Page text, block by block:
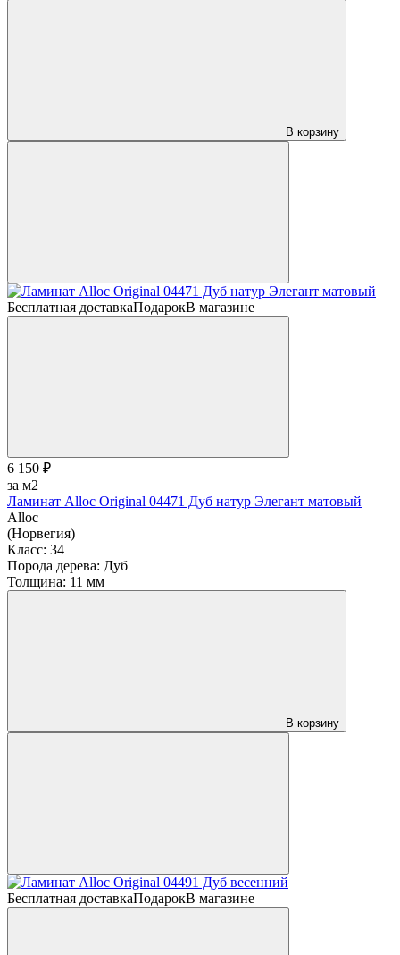
В корзину
Бесплатная доставкаПодарокВ магазине
6 150 ₽
за м2
Ламинат Alloc Original 04471 Дуб натур Элегант матовый
Alloc
(Норвегия)
Класс: 34
Порода дерева: Дуб
Толщина: 11 мм
В корзину
Бесплатная доставкаПодарокВ магазине